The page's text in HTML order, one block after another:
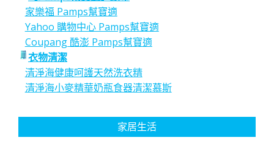
家樂福 Pamps幫寶適
Yahoo 購物中心 Pamps幫寶適
Coupang 酷澎 Pamps幫寶適
衣物清潔
清淨海健康呵護天然洗衣精
清淨海小麥精華奶瓶食器清潔慕斯
家居生活